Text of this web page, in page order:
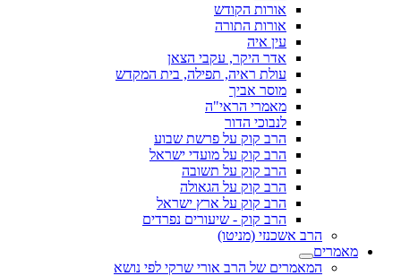
אורות הקודש
אורות התורה
עין איה
אדר היקר, עקבי הצאן
עולת ראיה, תפילה, בית המקדש
מוסר אביך
מאמרי הראי"ה
לנבוכי הדור
הרב קוק על פרשת שבוע
הרב קוק על מועדי ישראל
הרב קוק על תשובה
הרב קוק על הגאולה
הרב קוק על ארץ ישראל
הרב קוק - שיעורים נפרדים
הרב אשכנזי (מניטו)
מאמרים
המאמרים של הרב אורי שרקי לפי נושא